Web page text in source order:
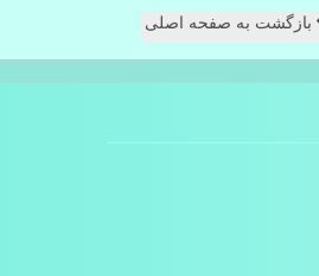
بازگشت به صفحه اصلی